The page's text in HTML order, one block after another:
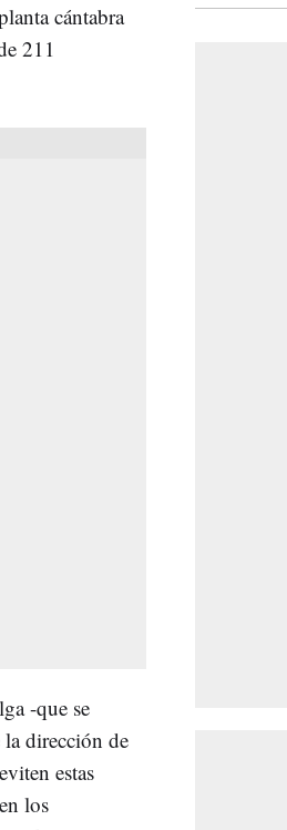
cántabra
211
-que se
la dirección de
estas
los